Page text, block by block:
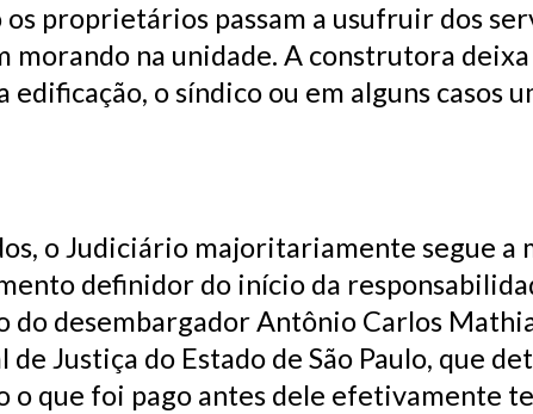
proprietários passam a usufruir dos
na unidade. A construtora
o síndico ou em alguns casos
o Judiciário majoritariamente segue a
definidor do início da
do desembargador Antônio Carlos
Justiça do Estado de São Paulo, que
que foi pago antes dele efetivamente